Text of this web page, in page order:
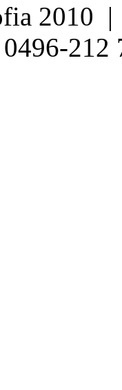
2010
212